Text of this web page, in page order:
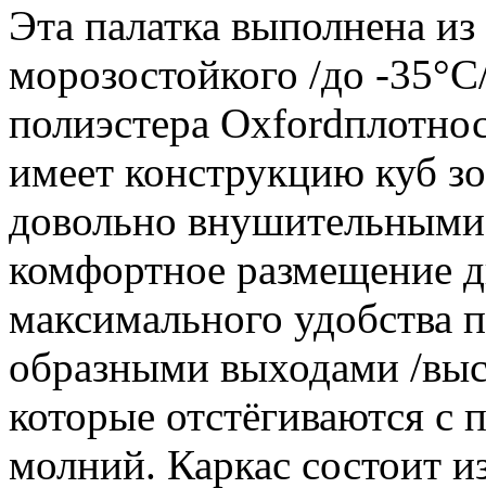
Эта палатка выполнена
морозостойкого /до -
полиэстера Oxford
имеет конструкцию куб
довольно
комфортное размещение
максимального удобства
образными выходами /
которые отстёгиваются
молний. Каркас состоит